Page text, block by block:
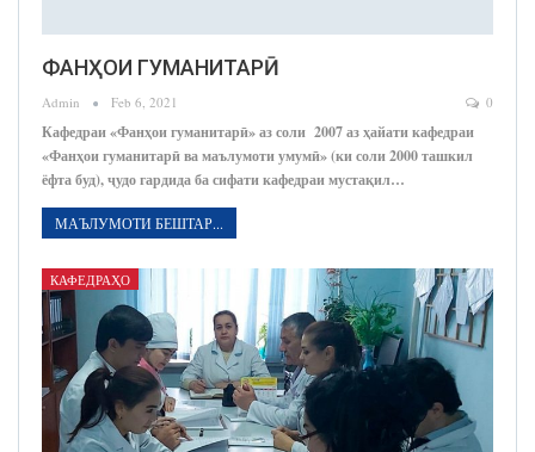
ФАНҲОИ ГУМАНИТАРӢ
Admin Feb 6, 2021 0
Кафедраи «Фанҳои гуманитарӣ» аз соли 2007 аз ҳайати кафедраи
«Фанҳои гуманитарӣ ва маълумоти умумӣ» (ки соли 2000 ташкил
ёфта буд), ҷудо гардида ба сифати кафедраи мустақил…
МАЪЛУМОТИ БЕШТАР...
КАФЕДРАҲО